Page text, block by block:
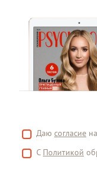
Даю согласие
С Политикой